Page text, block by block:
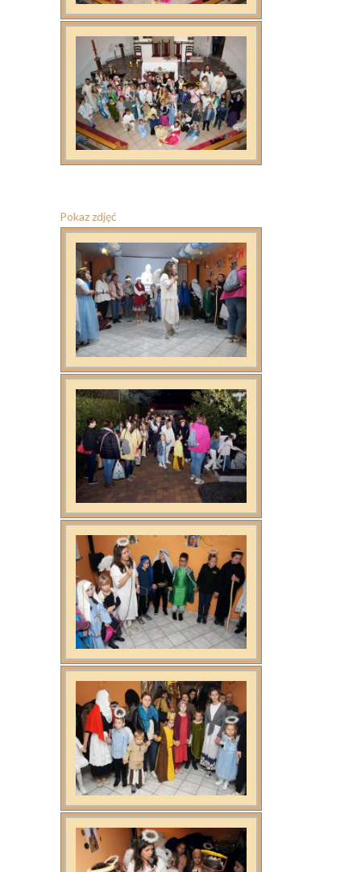
Pokaz zdjęć